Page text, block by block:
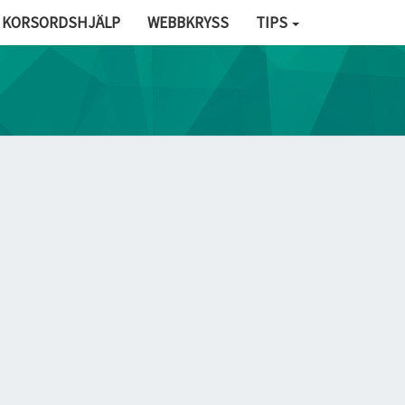
KORSORDSHJÄLP WEBBKRYSS TIPS